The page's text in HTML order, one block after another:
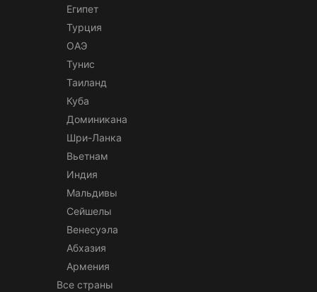
Египет
Турция
ОАЭ
Тунис
Таиланд
Куба
Доминикана
Шри-Ланка
Вьетнам
Индия
Мальдивы
Сейшелы
Венесуэла
Абхазия
Армения
Все страны